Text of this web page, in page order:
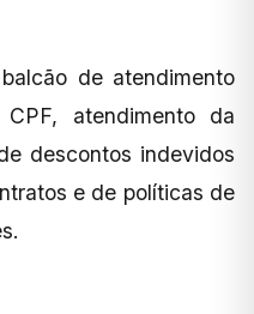
de atendimento
atendimento da
descontos indevidos
e de políticas de